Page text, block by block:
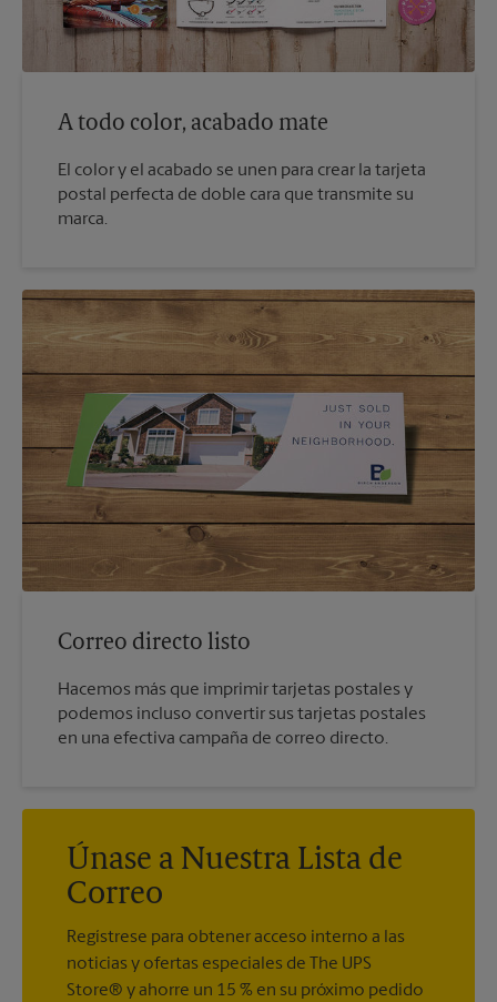
A todo color, acabado mate
El color y el acabado se unen para crear la tarjeta
postal perfecta de doble cara que transmite su
marca.
Correo directo listo
Hacemos más que imprimir tarjetas postales y
podemos incluso convertir sus tarjetas postales
en una efectiva campaña de correo directo.
Únase a Nuestra Lista de
Correo
Regístrese para obtener acceso interno a las
noticias y ofertas especiales de The UPS
Store® y ahorre un 15 % en su próximo pedido